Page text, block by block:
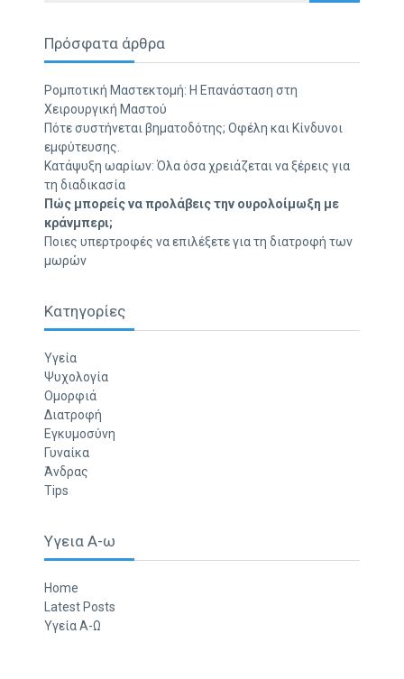
Πρόσφατα άρθρα
Ρομποτική Μαστεκτομή: Η Επανάσταση στη
Χειρουργική Μαστού
Πότε συστήνεται βηματοδότης; Οφέλη και Κίνδυνοι
εμφύτευσης.
Κατάψυξη ωαρίων: Όλα όσα χρειάζεται να ξέρεις για
τη διαδικασία
Πώς μπορείς να προλάβεις την ουρολοίμωξη με
κράνμπερι;
Ποιες υπερτροφές να επιλέξετε για τη διατροφή των
μωρών
Κατηγορίες
Υγεία
Ψυχολογία
Ομορφιά
Διατροφή
Εγκυμοσύνη
Γυναίκα
Άνδρας
Tips
Υγεια Α-ω
Home
Latest Posts
Υγεία Α-Ω